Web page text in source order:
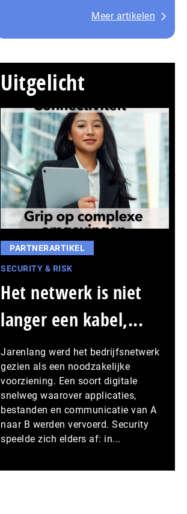
Meer artikelen
Uitgelicht
PARTNERARTIKEL
SECURITY & RISK
Het netwerk is niet
langer een kabel,...
Jarenlang werd het bedrijfsnetwerk
gezien als een noodzakelijke
voorziening. Een soort digitale
snelweg waarover applicaties,
bestanden en communicatie van A
naar B werden vervoerd. Security
speelde zich elders af: in...